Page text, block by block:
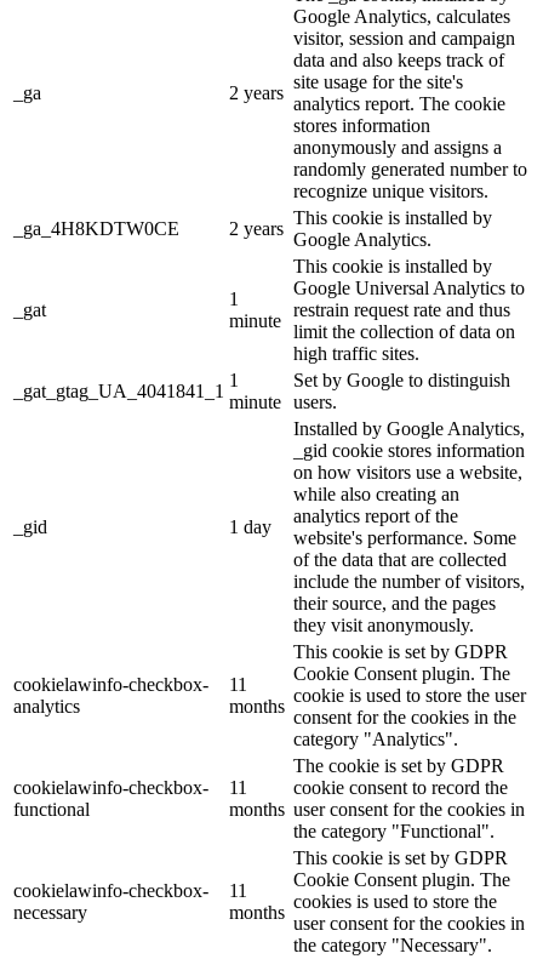
_ga 2 years
Google Analytics, calculates
visitor, session and campaign
data and also keeps track of
site usage for the site's
analytics report. The cookie
stores information
anonymously and assigns a
randomly generated number to
recognize unique visitors.
_ga_4H8KDTW0CE
2 years
This cookie is installed by
Google Analytics.
_gat
1
minute
This cookie is installed by
Google Universal Analytics to
restrain request rate and thus
limit the collection of data on
high traffic sites.
_gat_gtag_UA_4041841_1
1
minute
Set by Google to distinguish
users.
_gid 1 day
Installed by Google Analytics,
_gid cookie stores information
on how visitors use a website,
while also creating an
analytics report of the
website's performance. Some
of the data that are collected
include the number of visitors,
their source, and the pages
they visit anonymously.
cookielawinfo-checkbox-
analytics
11
months
This cookie is set by GDPR
Cookie Consent plugin. The
cookie is used to store the user
consent for the cookies in the
category "Analytics".
cookielawinfo-checkbox-
functional
11
months
The cookie is set by GDPR
cookie consent to record the
user consent for the cookies in
the category "Functional".
cookielawinfo-checkbox-
necessary
11
months
This cookie is set by GDPR
Cookie Consent plugin. The
cookies is used to store the
user consent for the cookies in
the category "Necessary".